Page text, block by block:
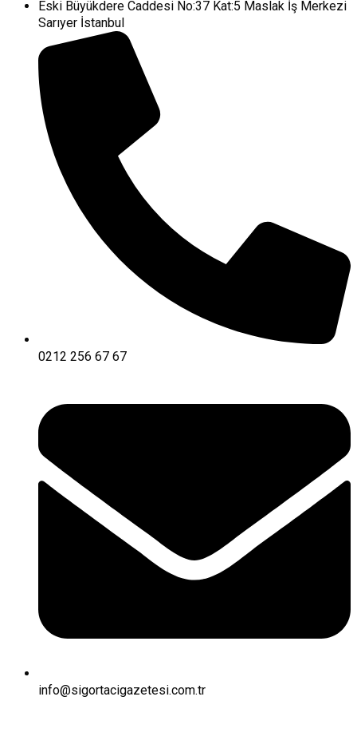
Eski Büyükdere Caddesi No:37 Kat:5 Maslak İş Merkezi
Sarıyer İstanbul
0212 256 67 67
info@sigortacigazetesi.com.tr